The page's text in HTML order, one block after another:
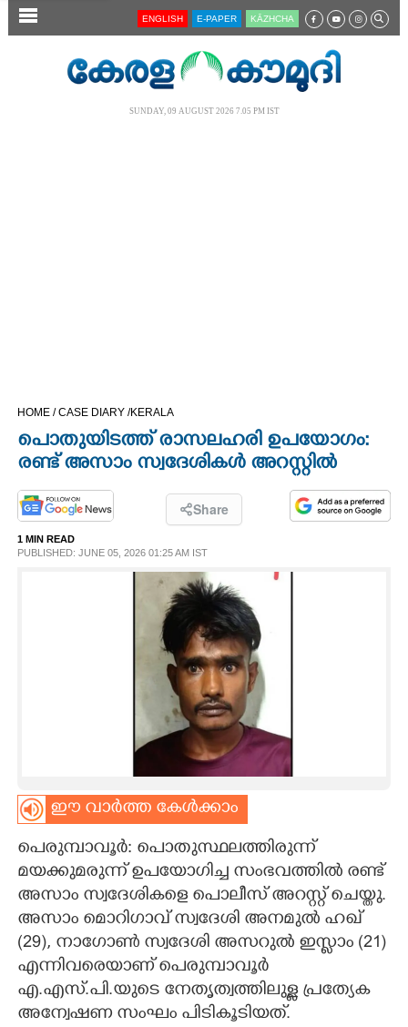
SECTIONS
ASTRO
CARTOONS
LITERATURE
ZOOM
ENGLISH E-PAPER KĀZHCHA
SUNDAY, 09 AUGUST 2026 7.05 PM IST
HOME /CASE DIARY /KERALA
പൊതുയിടത്ത് രാസലഹരി ഉപയോഗം:
രണ്ട് അസാം സ്വദേശികൾ അറസ്റ്റിൽ
Share
1 MIN READ
PUBLISHED: JUNE 05, 2026 01:25 AM IST
ഈ വാർത്ത കേൾക്കാം
പെരുമ്പാവൂർ: പൊതുസ്ഥലത്തിരുന്ന്
മയക്കുമരുന്ന് ഉപയോഗിച്ച സംഭവത്തിൽ രണ്ട്
അസാം സ്വദേശികളെ പൊലീസ് അറസ്റ്റ് ചെയ്തു.
അസാം മൊറിഗാവ് സ്വദേശി അനമുൽ ഹഖ്
(29), നാഗോൺ സ്വദേശി അസറുൽ ഇസ്ലാം (21)
എന്നിവരെയാണ് പെരുമ്പാവൂർ
എ.എസ്.പി.യുടെ നേതൃത്വത്തിലുള്ള പ്രത്യേക
അന്വേഷണ സംഘം പിടികൂടിയത്.